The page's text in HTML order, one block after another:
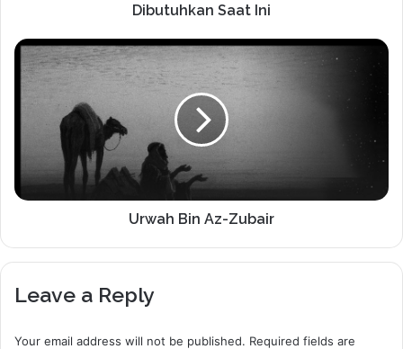
Dibutuhkan Saat Ini
Urwah Bin Az-Zubair
Leave a Reply
Your email address will not be published. Required fields are